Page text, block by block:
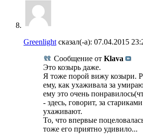
Greenlight сказал(-а): 07.04.2015
Сообщение от Klava
Это козырь даже.
Я тоже порой вижу козыри.
ему, как ухаживала за
ему это очень
- здесь, говорит, за
ухаживают.
То, что впервые
тоже его приятно удивило...